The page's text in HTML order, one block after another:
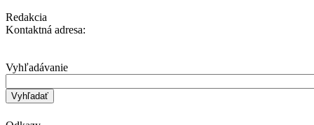
Redakcia
Kontaktná adresa:
Vyhľadávanie